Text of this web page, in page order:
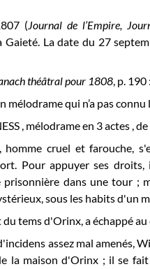
(Journal de l’Empire,
Gaieté. La date du 27
théâtral pour 1808, p. 190 :
mélodrame qui n’a pas
, mélodrame en 3 actes , de
homme cruel et farouche,
Pour appuyer ses
dans une tour ;
sous les habits d'un
tems d'Orinx, a échappé
assez mal amenés,
la maison d'Orinx ; il se fait